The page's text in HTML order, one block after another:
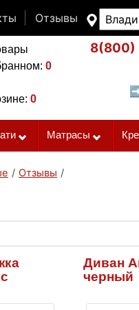
Отзывы
0
0
8(800)
Матрасы
/ Отзывы /
Диван
черный